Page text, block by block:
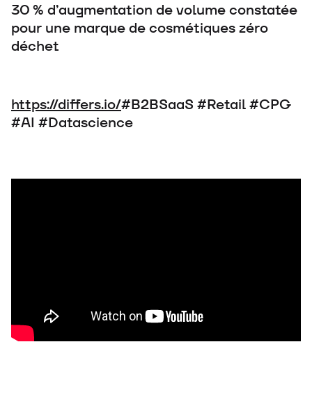
30 % d’augmentation de volume constatée
pour une marque de cosmétiques zéro
déchet
https://differs.io/#B2BSaaS #Retail #CPG
#AI #Datascience